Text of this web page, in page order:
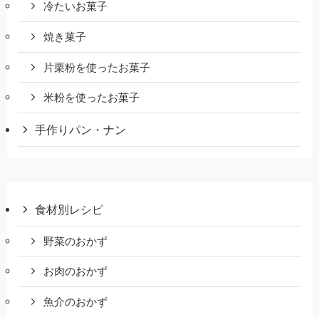
冷たいお菓子
焼き菓子
片栗粉を使ったお菓子
米粉を使ったお菓子
手作りパン・ナン
食材別レシピ
野菜のおかず
お肉のおかず
魚介のおかず